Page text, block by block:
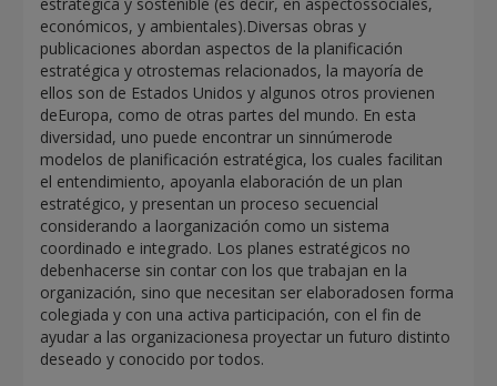
económicos, y ambientales).Diversas obras y
publicaciones abordan aspectos de la planificación
estratégica y otrostemas relacionados, la mayoría de
ellos son de Estados Unidos y algunos otros provienen
deEuropa, como de otras partes del mundo. En esta
diversidad, uno puede encontrar un sinnúmerode
modelos de planificación estratégica, los cuales facilitan
el entendimiento, apoyanla elaboración de un plan
estratégico, y presentan un proceso secuencial
considerando a laorganización como un sistema
coordinado e integrado. Los planes estratégicos no
debenhacerse sin contar con los que trabajan en la
organización, sino que necesitan ser elaboradosen forma
colegiada y con una activa participación, con el fin de
ayudar a las organizacionesa proyectar un futuro distinto
deseado y conocido por todos.